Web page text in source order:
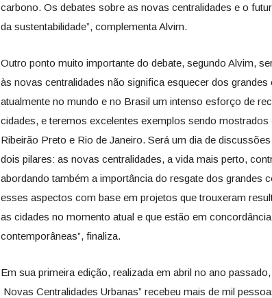
carbono. Os debates sobre as novas centralidades e o
da sustentabilidade”, complementa Alvim.
Outro ponto muito importante do debate, segundo Alvim,
às novas centralidades não significa esquecer dos
atualmente no mundo e no Brasil um intenso esforço de
cidades, e teremos excelentes exemplos sendo
Ribeirão Preto e Rio de Janeiro. Será um dia de
dois pilares: as novas centralidades, a vida mais perto,
abordando também a importância do resgate dos grandes
esses aspectos com base em projetos que trouxeram
as cidades no momento atual e que estão em
contemporâneas”, finaliza.
Em sua primeira edição, realizada em abril no ano
Novas Centralidades Urbanas” recebeu mais de mil